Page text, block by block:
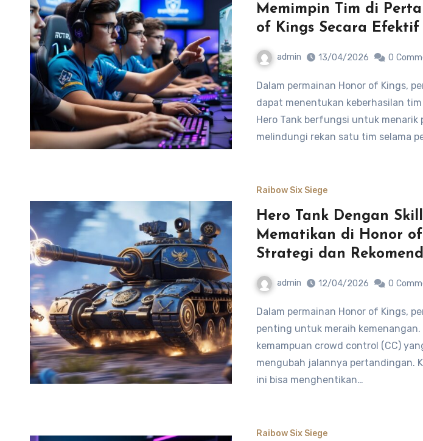
Memimpin Tim di
of Kings Secara Efektif
admin 13/04/2026 0
Dalam permainan Honor of Kings, penggunaan Hero Tank
dapat menentukan keberhasilan
Hero Tank berfungsi untuk menarik
melindungi rekan satu tim selama
Raibow Six Siege
Hero Tank Dengan
Mematikan di Honor of
Strategi dan
admin 12/04/2026 0
Dalam permainan Honor of Kings, pemilihan hero sangat
penting untuk meraih
kemampuan crowd control (CC)
mengubah jalannya pertandingan.
ini bisa menghentikan…
Raibow Six Siege